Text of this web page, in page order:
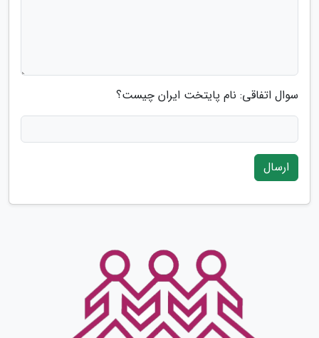
سوال اتفاقی: نام پایتخت ایران چیست؟
ارسال